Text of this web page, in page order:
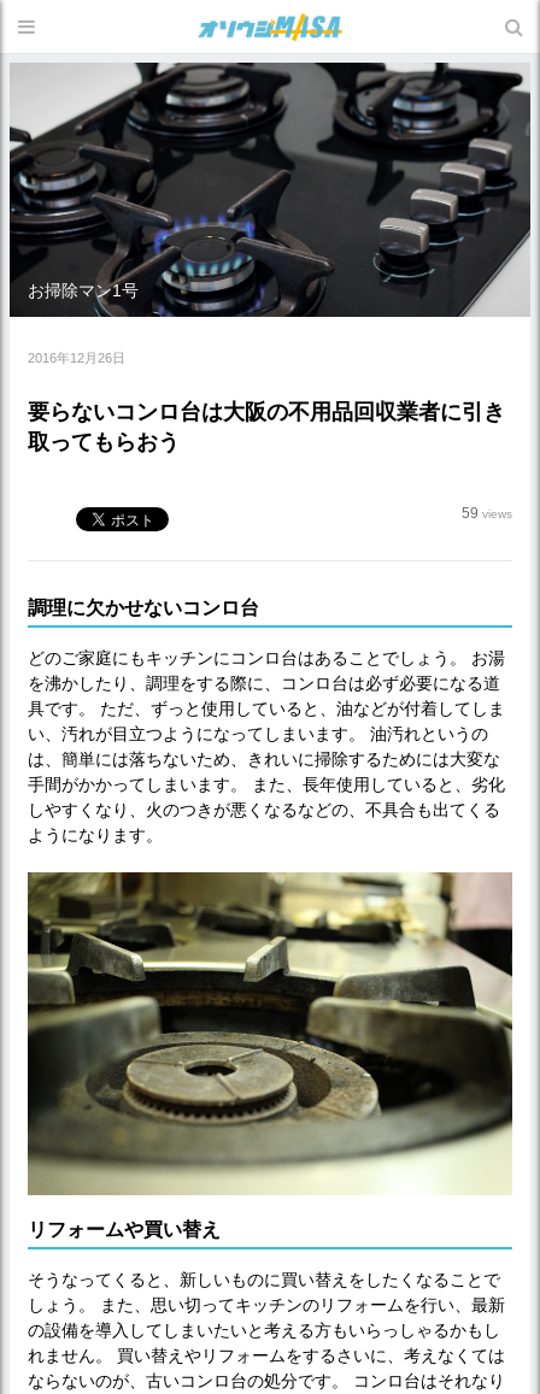
お掃除マン1号
2016年12月26日
要らないコンロ台は大阪の不用品回収業者に引き
取ってもらおう
59 views
調理に欠かせないコンロ台
どのご家庭にもキッチンにコンロ台はあることでしょう。 お湯
を沸かしたり、調理をする際に、コンロ台は必ず必要になる道
具です。 ただ、ずっと使用していると、油などが付着してしま
い、汚れが目立つようになってしまいます。 油汚れというの
は、簡単には落ちないため、きれいに掃除するためには大変な
手間がかかってしまいます。 また、長年使用していると、劣化
しやすくなり、火のつきが悪くなるなどの、不具合も出てくる
ようになります。
リフォームや買い替え
そうなってくると、新しいものに買い替えをしたくなることで
しょう。 また、思い切ってキッチンのリフォームを行い、最新
の設備を導入してしまいたいと考える方もいらっしゃるかもし
れません。 買い替えやリフォームをするさいに、考えなくては
ならないのが、古いコンロ台の処分です。 コンロ台はそれなり